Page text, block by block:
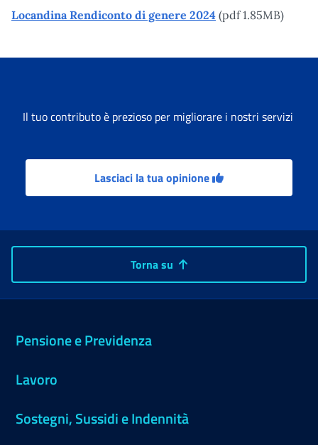
Locandina Rendiconto di genere 2024 (pdf 1.85MB)
Il tuo contributo è prezioso per migliorare i nostri servizi
Lasciaci la tua opinione
Torna su
Pensione e Previdenza
Lavoro
Sostegni, Sussidi e Indennità